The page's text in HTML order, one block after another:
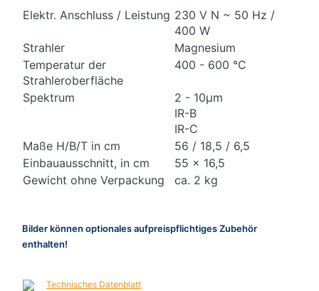
Elektr. Anschluss / Leistung 230 V N ~ 50 Hz /
400 W
Strahler
Magnesium
Temperatur der
Strahleroberfläche
400 - 600 °C
Spektrum
2 - 10μm
IR-B
IR-C
Maße H/B/T in cm
56 / 18,5 / 6,5
Einbauausschnitt, in cm
55 x 16,5
Gewicht ohne Verpackung
ca. 2 kg
Bilder können optionales aufpreispflichtiges Zubehör
enthalten!
Technisches Datenblatt